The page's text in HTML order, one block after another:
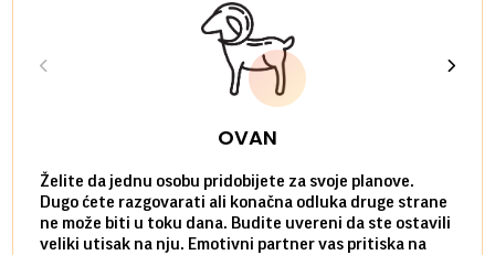
OVAN
Želite da jednu osobu pridobijete za svoje planove.
Dugo ćete razgovarati ali konačna odluka druge strane
ne može biti u toku dana. Budite uvereni da ste ostavili
veliki utisak na nju. Emotivni partner vas pritiska na